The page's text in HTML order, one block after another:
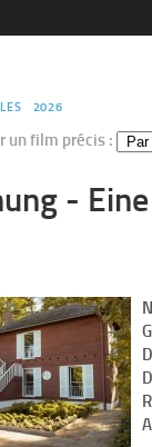
2026
un film précis :
-